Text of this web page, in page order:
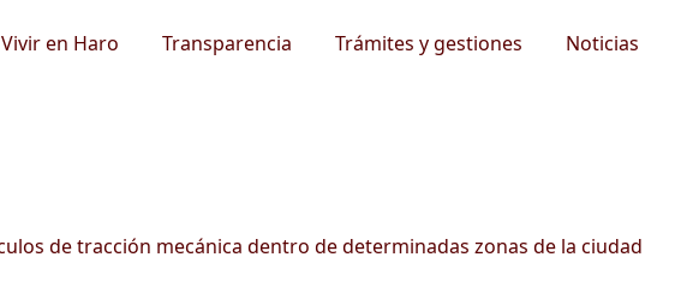
Vivir en Haro Transparencia Trámites y gestiones Noticias
de tracción mecánica dentro de determinadas zonas de la ciudad